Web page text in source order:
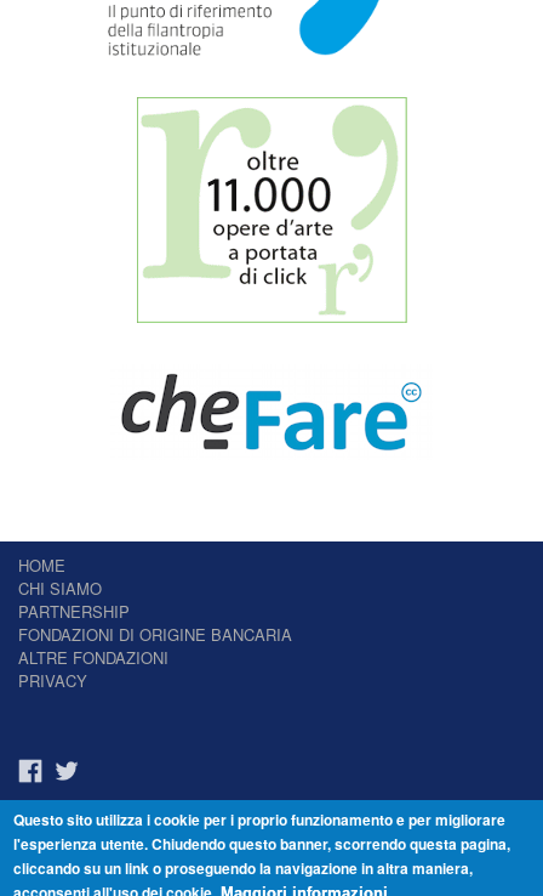
HOME
CHI SIAMO
PARTNERSHIP
FONDAZIONI DI ORIGINE BANCARIA
ALTRE FONDAZIONI
PRIVACY
Il Giornale delle Fondazioni - Periodico telematico
Reg. Tribunale n.7 del 22/07/2014 – ISSN 2421-2466
© Fondazione Venezia 2000 - Dorsoduro 3488/U - 30123 Venezia - Italia -
Questo sito utilizza i cookie per i proprio funzionamento e per migliorare
l'esperienza utente. Chiudendo questo banner, scorrendo questa pagina,
cliccando su un link o proseguendo la navigazione in altra maniera,